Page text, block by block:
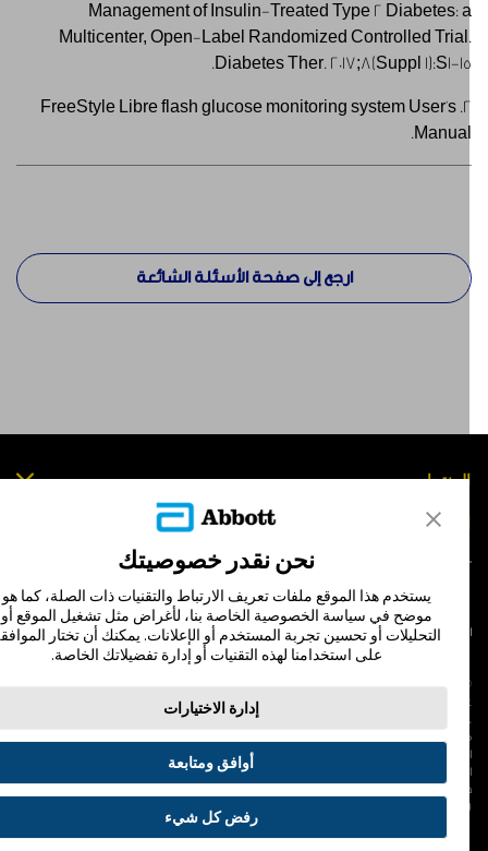
Management of Insulin-Treated Type 2 Diabetes:
Multicenter, Open-Label Randomized Controlled
Diabetes Ther. 2017;8(Suppl 1):S1-
2. FreeStyle Libre flash glucose monitoring system User's
ارجع إلى صفحة الأسئلة الشائعة
بنا
والأحكام سياسة الخصوصية
المجس، فري ستايل، وليبري، والعلامات التجارية ذات الصلة هي علامات لشركة أبوت
لا يجوز استخدام أي علامة تجارية أو الاسم التجاري أو المظهر التجاري لأبوت في هذا الموقع
دون الحصول على إذن كتابي مسبق من أبوت، إلا لتحديد منتج أو خدمات الشركة. هذا
والمعلومات التي تحتويه مقصودة لسكان دولة جمهورية مصر العربية فقط. إن
والبيانات الواردة صورية لأغراض توضيحية فقط. ولا تمثل مريضًا حقيقيًا أو بيانات
ADC-53188-
نحن نقدر خصوصيتك
يستخدم هذا الموقع ملفات تعريف الارتباط والتقنيات ذات الصلة، كما هو
موضح في سياسة الخصوصية الخاصة بنا، لأغراض مثل تشغيل الموقع أو
التحليلات أو تحسين تجربة المستخدم أو الإعلانات. يمكنك أن تختار الموافقة
على استخدامنا لهذه التقنيات أو إدارة تفضيلاتك الخاصة.
إدارة الاختيارات
أوافق ومتابعة
رفض كل شيء